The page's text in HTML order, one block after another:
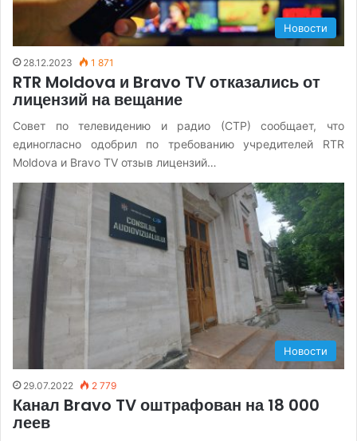
Новости
28.12.2023 1 871
RTR Moldova и Bravo TV отказались от
лицензий на вещание
Совет по телевидению и радио (СТР) сообщает, что
единогласно одобрил по требованию учредителей RTR
Moldova и Bravo TV отзыв лицензий…
Новости
29.07.2022 2 779
Канал Bravo TV оштрафован на 18 000
леев